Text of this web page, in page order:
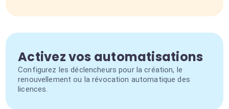
Activez vos automatisations
Configurez les déclencheurs pour la création, le
renouvellement ou la révocation automatique des
licences.